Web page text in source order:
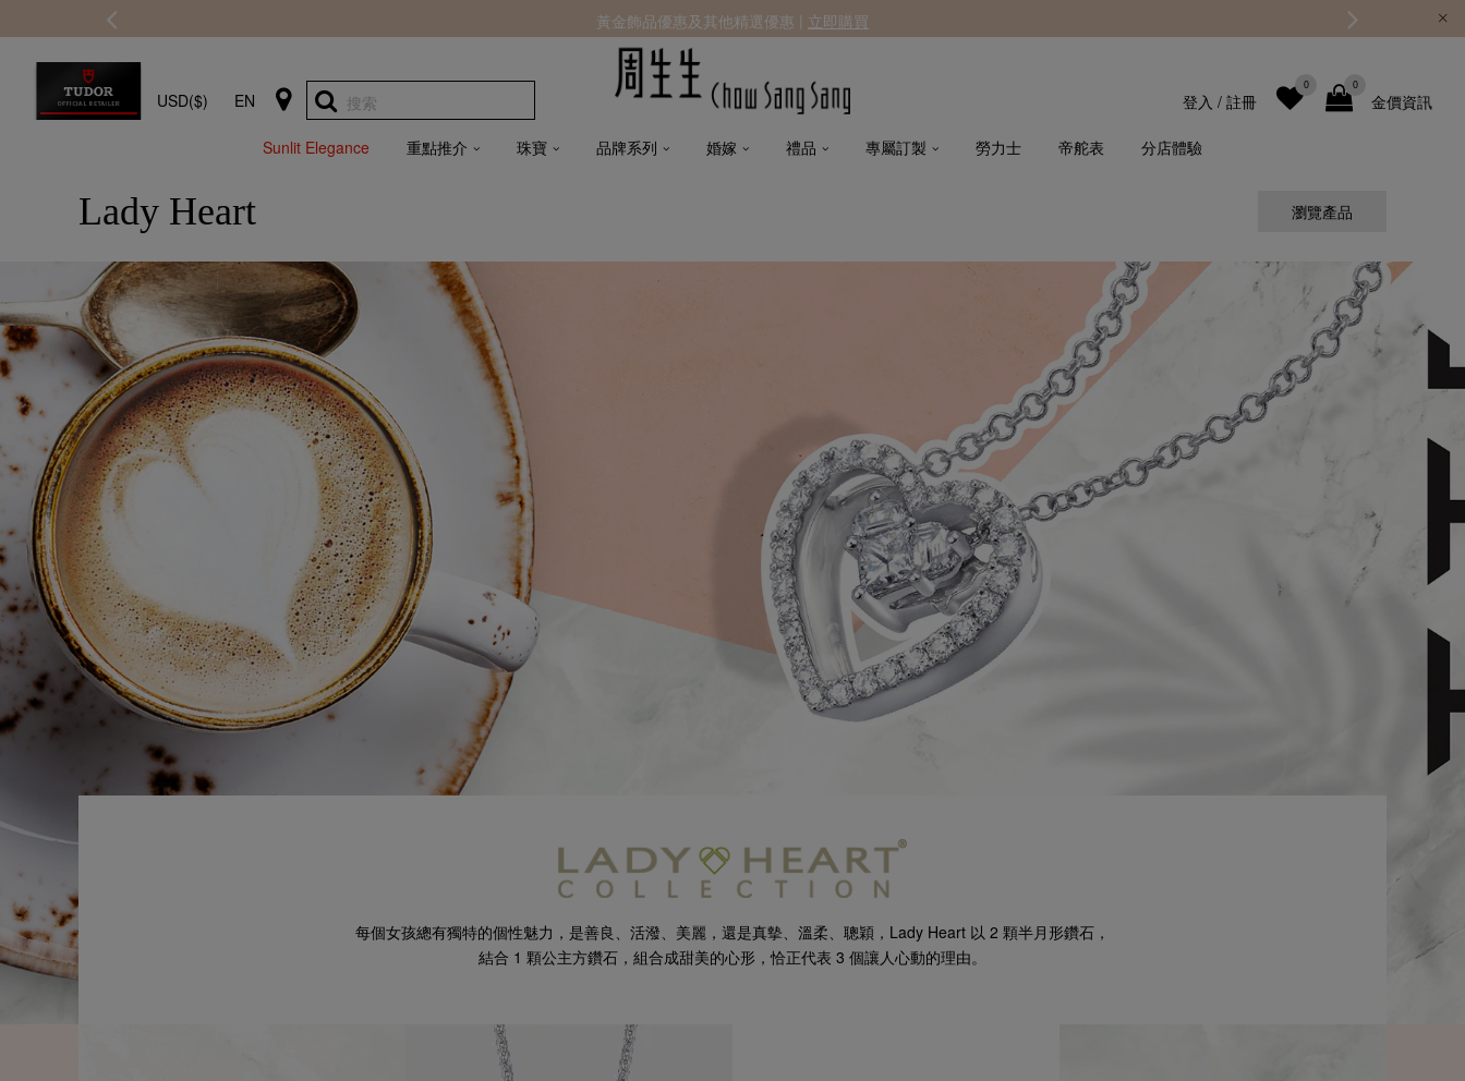
USD($) EN 搜索 金價資訊
0
0
登入 / 註冊
Sunlit Elegance 重點推介 珠寶 品牌系列 婚嫁 禮品 專屬訂製 勞力士 帝舵表 分店體驗
黃金飾品優惠及其他精選優惠 | 立即購買
Lady Heart 瀏覽產品
每個女孩總有獨特的個性魅力，是善良、活潑、美麗，還是真摰、溫柔、聰穎，Lady Heart 以 2 顆半月形鑽石，
結合 1 顆公主方鑽石，組合成甜美的心形，恰正代表 3 個讓人心動的理由。